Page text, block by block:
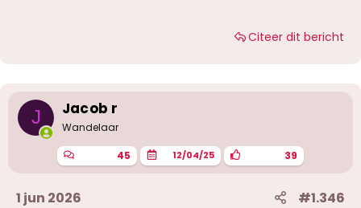
Citeer dit bericht
J Jacob r
Wandelaar
45 12/04/25 39
1 jun 2026 #1.346